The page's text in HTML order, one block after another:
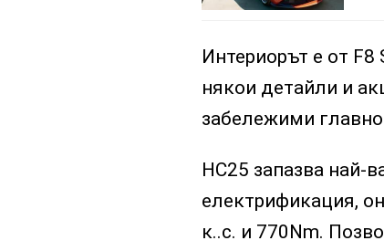
Интериорът е от
някои детайли и
забележими
HC25 запазва най-
електрификация,
к..с. и 770Nm.